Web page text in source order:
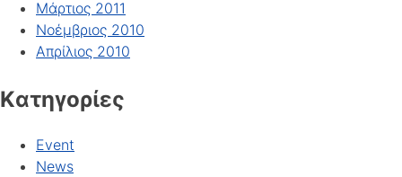
Μάρτιος 2011
Νοέμβριος 2010
Απρίλιος 2010
Kατηγορίες
Event
News